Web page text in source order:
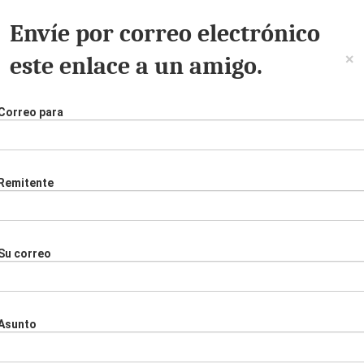
Envíe por correo electrónico
este enlace a un amigo.
×
para
correo